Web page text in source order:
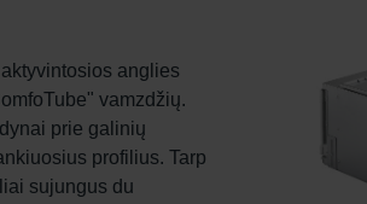
anglies
vamzdžių.
prie galinių
profilius. Tarp
sujungus du